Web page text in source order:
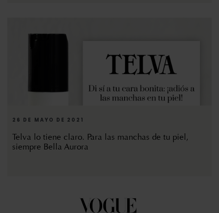
26 DE MAYO DE 2021
Telva lo tiene claro. Para las manchas de tu piel,
siempre Bella Aurora